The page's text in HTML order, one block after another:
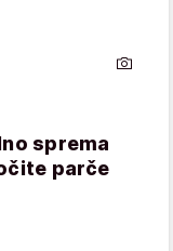
sprema
parče